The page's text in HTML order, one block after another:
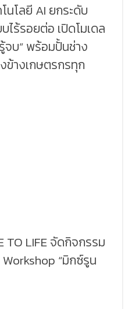
นโลยี AI ยกระดับ
ไร้รอยต่อ เปิดโมเดล
จบ” พร้อมปั้นช่าง
ข้างเกษตรกรทุก
TO LIFE จัดกิจกรรม
“มิกซ์รูน